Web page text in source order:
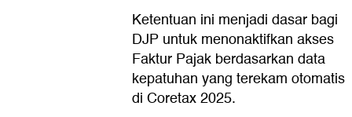
Ketentuan ini menjadi dasar bagi
DJP untuk menonaktifkan akses
Faktur Pajak berdasarkan data
kepatuhan yang terekam otomatis
di Coretax 2025.